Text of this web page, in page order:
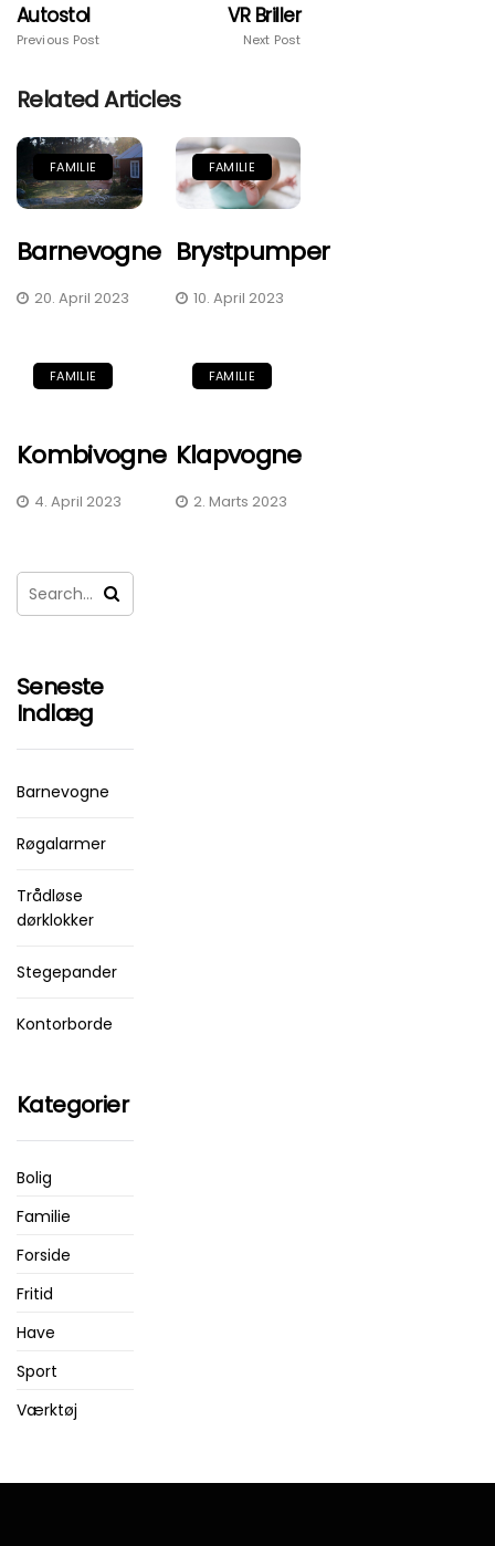
Autostol
Previous Post
VR Briller
Next Post
Related Articles
FAMILIE
Barnevogne
20. April 2023
FAMILIE
Brystpumper
10. April 2023
FAMILIE
Kombivogne
4. April 2023
FAMILIE
Klapvogne
2. Marts 2023
Seneste
Indlæg
Barnevogne
Røgalarmer
Trådløse
dørklokker
Stegepander
Kontorborde
Kategorier
Bolig
Familie
Forside
Fritid
Have
Sport
Værktøj